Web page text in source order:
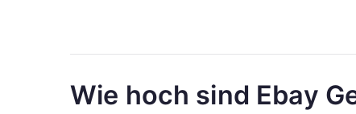
Wie hoch sind Ebay